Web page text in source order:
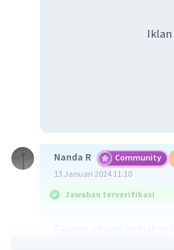
Iklan
Nanda R Community
13 Januari 2024 11:10
Jawaban terverifikasi